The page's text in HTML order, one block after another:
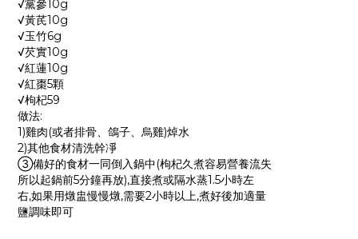
√黨參10g
√黃芪10g
√玉竹6g
√芡實10g
√紅蓮10g
√紅棗5顆
√枸杞59
做法:
1)雞肉(或者排骨、鴿子、烏雞)焯水
2)其他食材清洗幹凈
③備好的食材一同倒入鍋中(枸杞久煮容易營養流失
所以起鍋前5分鐘再放),直接煮或隔水蒸1.5小時左
右,如果用燉盅慢慢燉,需要2小時以上,煮好後加適量
鹽調味即可